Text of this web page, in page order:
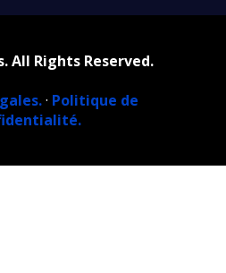
All Rights Reserved.
· Politique de